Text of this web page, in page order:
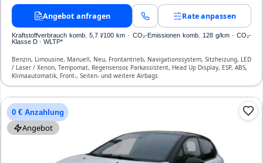
Angebot anfragen Rate anpassen
Kraftstoffverbrauch komb. 5,7 l/100 km · CO₂-Emissionen komb. 128 g/km · CO₂-
Klasse D · WLTP*
Benzin, Limousine, Manuell, Neu, Frontantrieb, Navigationssystem, Sitzheizung, LED
/ Laser / Xenon, Tempomat, Regensensor, Parkassistent, Head Up Display, ESP, ABS,
Klimaautomatik, Front-, Seiten- und weitere Airbags
0 € Anzahlung
Angebot